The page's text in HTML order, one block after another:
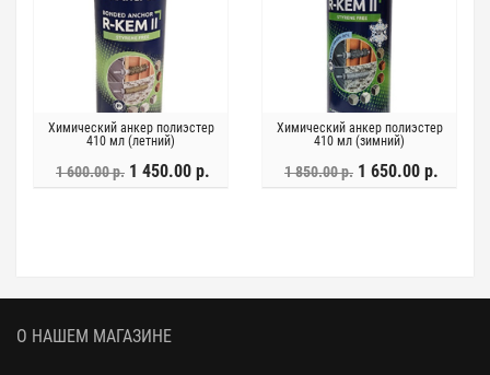
Химический анкер полиэстер
410 мл (летний)
1 600.00 р. 1 450.00 р.
Химический анкер полиэстер
410 мл (зимний)
1 850.00 р. 1 650.00 р.
О НАШЕМ МАГАЗИНЕ